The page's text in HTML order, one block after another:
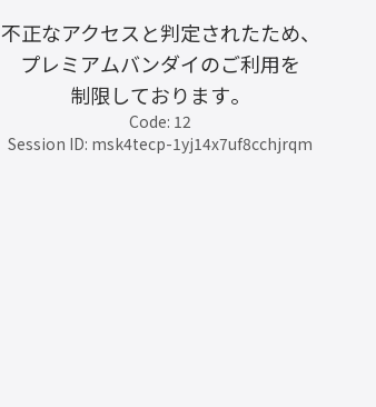
不正なアクセスと判定されたため、
プレミアムバンダイのご利用を
制限しております。
Code: 12
Session ID: msk4tecp-1yj14x7uf8cchjrqm